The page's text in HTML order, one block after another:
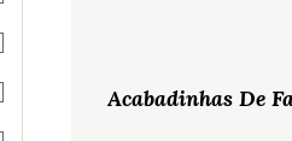
Acabadinhas De